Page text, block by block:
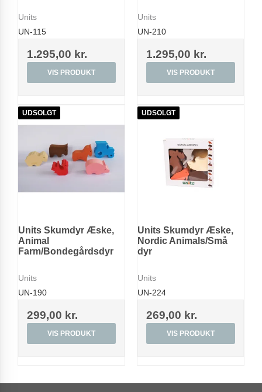
Units
UN-115
1.295,00 kr.
VIS PRODUKT
Units
UN-210
1.295,00 kr.
VIS PRODUKT
UDSOLGT
Units Skumdyr Æske,
Animal
Farm/Bondegårdsdyr
Units
UN-190
299,00 kr.
VIS PRODUKT
UDSOLGT
Units Skumdyr Æske,
Nordic Animals/Små
dyr
Units
UN-224
269,00 kr.
VIS PRODUKT